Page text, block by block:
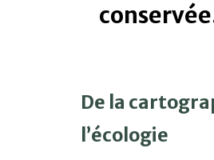
De la
l’écologie